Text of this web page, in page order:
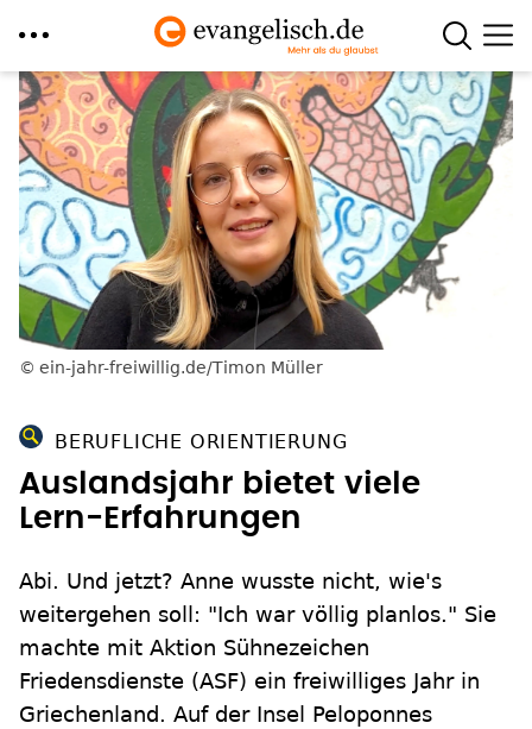
Direkt
zum
Inhalt
ein-jahr-freiwillig.de/Timon Müller
BERUFLICHE ORIENTIERUNG
Auslandsjahr bietet viele
Lern-Erfahrungen
Abi. Und jetzt? Anne wusste nicht, wie's
weitergehen soll: "Ich war völlig planlos." Sie
machte mit Aktion Sühnezeichen
Friedensdienste (ASF) ein freiwilliges Jahr in
Griechenland. Auf der Insel Peloponnes